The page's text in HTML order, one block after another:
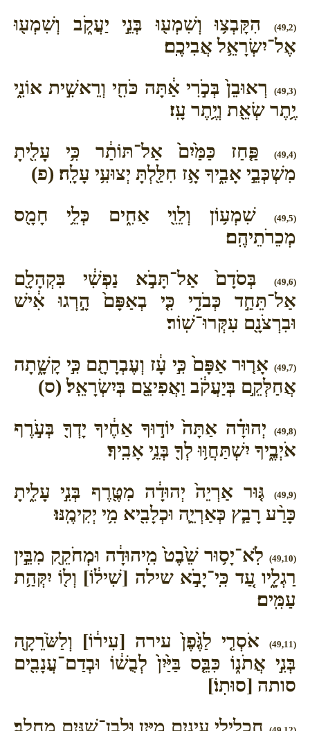
(49,2)
הִקָּבְצ֥וּ וְשִׁמְע֖וּ בְּנֵ֣י יַעֲקֹ֑ב וְשִׁמְע֖וּ
אֶל־יִשְׂרָאֵ֥ל אֲבִיכֶֽם׃
(49,3)
רְאוּבֵן֙ בְּכֹ֣רִי אַ֔תָּה כֹּחִ֖י וְרֵאשִׁ֣ית אוֹנִ֑י
יֶ֥תֶר שְׂאֵ֖ת וְיֶ֥תֶר עָֽז׃
(49,4)
פַּ֤חַז כַּמַּ֙יִם֙ אַל־תּוֹתַ֔ר כִּ֥י עָלִ֖יתָ
מִשְׁכְּבֵ֣י אָבִ֑יךָ אָ֥ז חִלַּ֖לְתָּ יְצוּעִ֥י עָלָֽה׃ (פ)
(49,5)
שִׁמְע֥וֹן וְלֵוִ֖י אַחִ֑ים כְּלֵ֥י חָמָ֖ס
מְכֵרֹתֵיהֶֽם׃
(49,6)
בְּסֹדָם֙ אַל־תָּבֹ֣א נַפְשִׁ֔י בִּקְהָלָ֖ם
אַל־תֵּחַ֣ד כְּבֹדִ֑י כִּ֤י בְאַפָּם֙ הָ֣רְגוּ אִ֔ישׁ
וּבִרְצֹנָ֖ם עִקְּרוּ־שֽׁוֹר׃
(49,7)
אָר֤וּר אַפָּם֙ כִּ֣י עָ֔ז וְעֶבְרָתָ֖ם כִּ֣י קָשָׁ֑תָה
אֲחַלְּקֵ֣ם בְּיַעֲקֹ֔ב וַאֲפִיצֵ֖ם בְּיִשְׂרָאֵֽל׃ (ס)
(49,8)
יְהוּדָ֗ה אַתָּה֙ יוֹד֣וּךָ אַחֶ֔יךָ יָדְךָ֖ בְּעֹ֣רֶף
אֹיְבֶ֑יךָ יִשְׁתַּחֲוּ֥וּ לְךָ֖ בְּנֵ֥י אָבִֽיךָ׃
(49,9)
גּ֤וּר אַרְיֵה֙ יְהוּדָ֔ה מִטֶּ֖רֶף בְּנִ֣י עָלִ֑יתָ
כָּרַ֨ע רָבַ֧ץ כְּאַרְיֵ֛ה וּכְלָבִ֖יא מִ֥י יְקִימֶֽנּוּ׃
(49,10)
לֹֽא־יָס֥וּר שֵׁ֙בֶט֙ מִֽיהוּדָ֔ה וּמְחֹקֵ֖ק מִבֵּ֣ין
רַגְלָ֑יו עַ֚ד כִּֽי־יָבֹ֣א שילה [שִׁיל֔וֹ] וְל֖וֹ יִקְּהַ֥ת
עַמִּֽים׃
(49,11)
אֹסְרִ֤י לַגֶּ֙פֶן֙ עירה [עִיר֔וֹ] וְלַשֹּׂרֵקָ֖ה
בְּנִ֣י אֲתֹנ֑וֹ כִּבֵּ֤ס בַּיַּ֙יִן֙ לְבֻשׁ֔וֹ וּבְדַם־עֲנָבִ֖ים
סותה [סוּתֽוֹ׃]
חַכְלִילִ֥י עֵינַ֖יִם מִיָּ֑יִן וּלְבֶן־שִׁנַּ֖יִם מֵחָלָֽב׃